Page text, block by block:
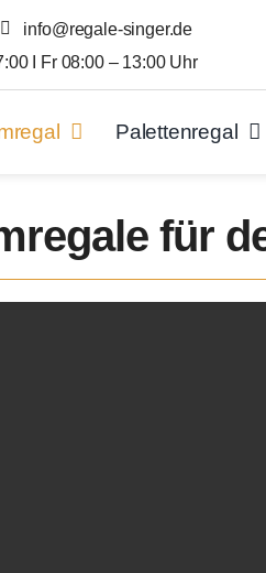
info@regale-singer.de
I Fr 08:00 – 13:00 Uhr
Palettenregal
für